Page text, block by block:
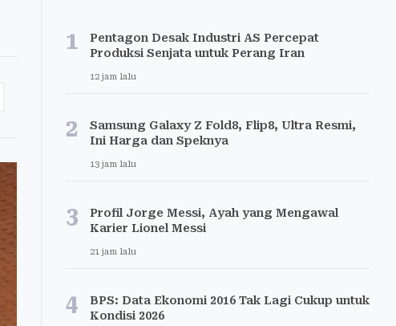
1
Pentagon Desak Industri AS Percepat
Produksi Senjata untuk Perang Iran
12 jam lalu
2
Samsung Galaxy Z Fold8, Flip8, Ultra Resmi,
Ini Harga dan Speknya
13 jam lalu
3
Profil Jorge Messi, Ayah yang Mengawal
Karier Lionel Messi
21 jam lalu
4
BPS: Data Ekonomi 2016 Tak Lagi Cukup untuk
Kondisi 2026